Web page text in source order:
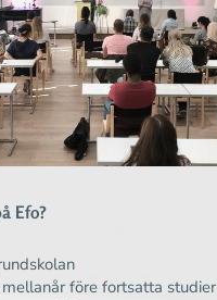
Efo?
före fortsatta studier